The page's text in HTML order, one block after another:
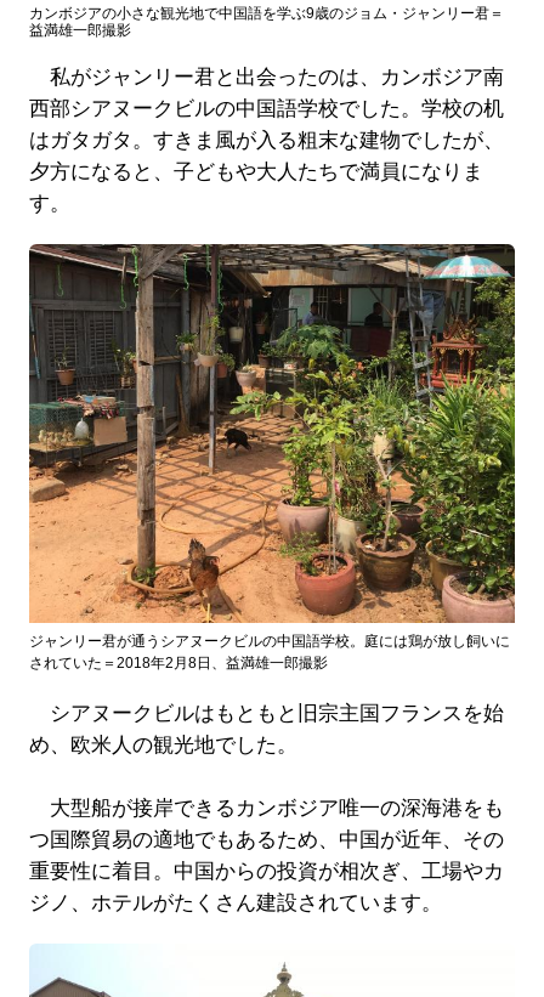
Video
カンボジアの小さな観光地で中国語を学ぶ9歳のジョム・ジャンリー君＝
益満雄一郎撮影
私がジャンリー君と出会ったのは、カンボジア南
西部シアヌークビルの中国語学校でした。学校の机
はガタガタ。すきま風が入る粗末な建物でしたが、
夕方になると、子どもや大人たちで満員になりま
す。
ジャンリー君が通うシアヌークビルの中国語学校。庭には鶏が放し飼いに
されていた＝2018年2月8日、益満雄一郎撮影
シアヌークビルはもともと旧宗主国フランスを始
め、欧米人の観光地でした。
大型船が接岸できるカンボジア唯一の深海港をも
つ国際貿易の適地でもあるため、中国が近年、その
重要性に着目。中国からの投資が相次ぎ、工場やカ
ジノ、ホテルがたくさん建設されています。